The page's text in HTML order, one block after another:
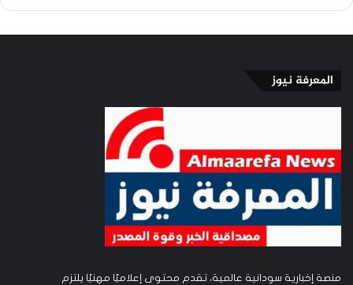
المعرفة نيوز
منصة إخبارية سودانية عالمية، تقدم محتوى إعلاميًا مهنيًا يلتزم